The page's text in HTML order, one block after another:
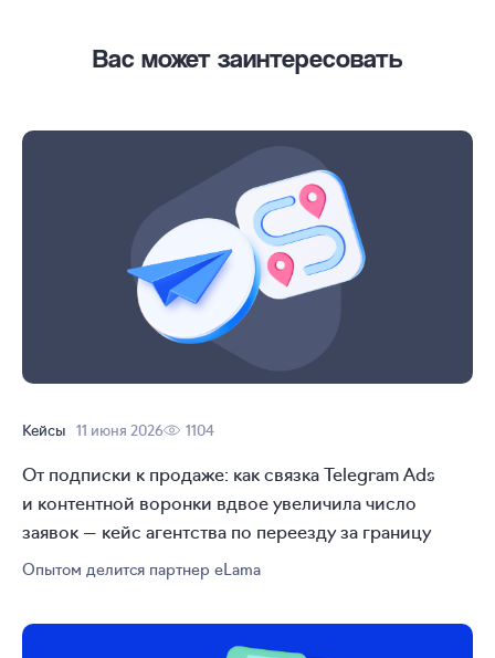
Вас может заинтересовать
Кейсы 11 июня 2026 1104
От подписки к продаже: как связка Telegram Ads
и контентной воронки вдвое увеличила число
заявок — кейс агентства по переезду за границу
Опытом делится партнер eLama